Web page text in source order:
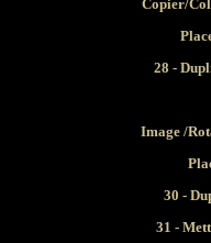
Copier/
28 -
Image /
30 -
31 -